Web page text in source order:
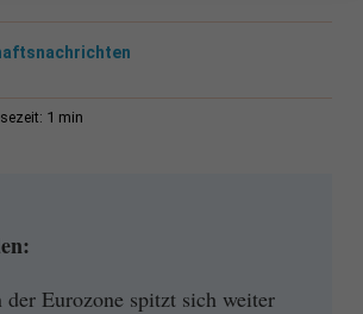
1 min
Eurozone spitzt sich weiter